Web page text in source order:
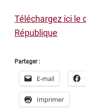
Téléchargez ici le
République
Partager :
E-mail
Imprimer